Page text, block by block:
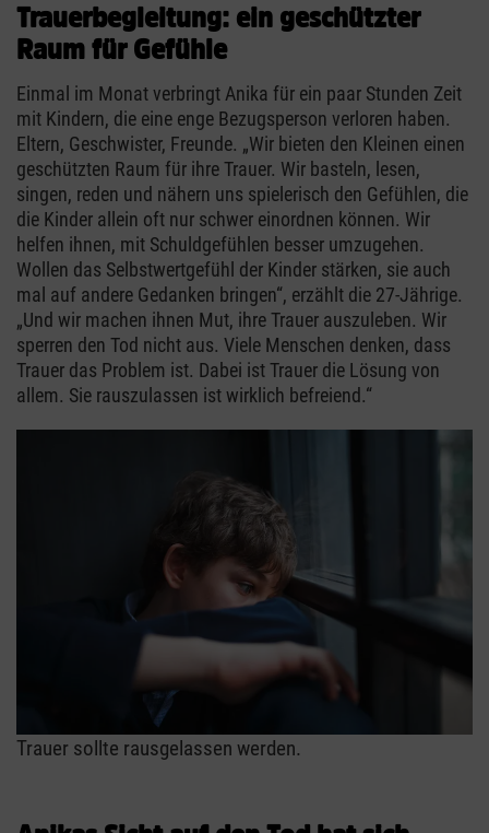
Trauerbegleitung: ein geschützter
Raum für Gefühle
Einmal im Monat verbringt Anika für ein paar Stunden Zeit
mit Kindern, die eine enge Bezugsperson verloren haben.
Eltern, Geschwister, Freunde. „Wir bieten den Kleinen einen
geschützten Raum für ihre Trauer. Wir basteln, lesen,
singen, reden und nähern uns spielerisch den Gefühlen, die
die Kinder allein oft nur schwer einordnen können. Wir
helfen ihnen, mit Schuldgefühlen besser umzugehen.
Wollen das Selbstwertgefühl der Kinder stärken, sie auch
mal auf andere Gedanken bringen“, erzählt die 27-Jährige.
„Und wir machen ihnen Mut, ihre Trauer auszuleben. Wir
sperren den Tod nicht aus. Viele Menschen denken, dass
Trauer das Problem ist. Dabei ist Trauer die Lösung von
allem. Sie rauszulassen ist wirklich befreiend.“
Trauer sollte rausgelassen werden.